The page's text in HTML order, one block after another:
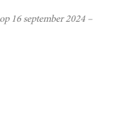
op 16 september 2024 –